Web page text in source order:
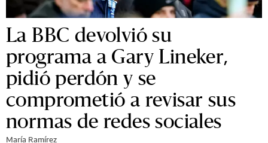
La BBC devolvió su
programa a Gary Lineker,
pidió perdón y se
comprometió a revisar sus
normas de redes sociales
María Ramírez